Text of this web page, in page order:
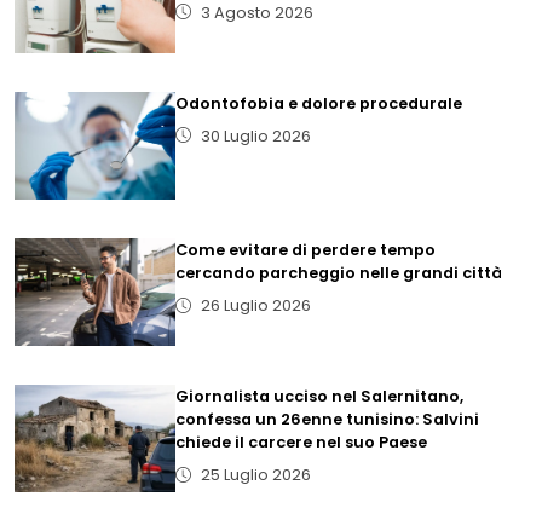
3 Agosto 2026
Odontofobia e dolore procedurale
30 Luglio 2026
Come evitare di perdere tempo
cercando parcheggio nelle grandi città
26 Luglio 2026
Giornalista ucciso nel Salernitano,
confessa un 26enne tunisino: Salvini
chiede il carcere nel suo Paese
25 Luglio 2026